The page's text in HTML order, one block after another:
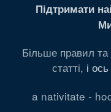
Підтримати
Більше правил та
статті, і
a nativitate -